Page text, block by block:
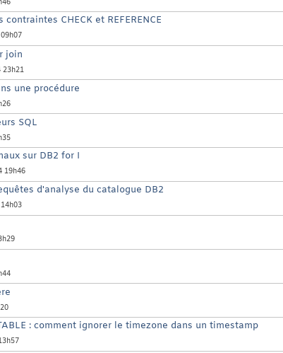
CHECK et REFERENCE
join
23h21
une procédure
SQL
sur DB2 for I
19h46
d'analyse du catalogue DB2
: comment ignorer le timezone dans un timestamp